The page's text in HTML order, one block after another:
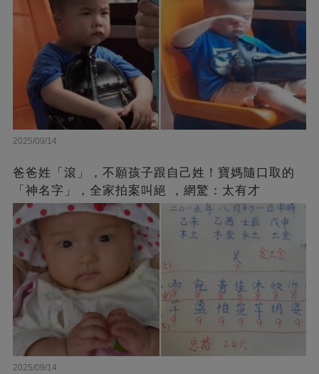
2025/09/14
爸爸姓「滾」，不願孩子跟自己姓！寶媽隨口取的
「神名字」，全家拍案叫絕 ，網驚：太有才
2025/09/14